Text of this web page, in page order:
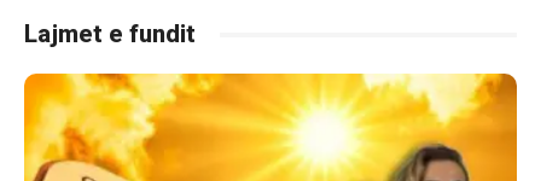
Lajmet e fundit